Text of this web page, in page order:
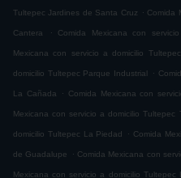
Tultepec Jardines de Santa Cruz . Comida
Cantera . Comida Mexicana con
Mexicana con servicio a domicilio
domicilio Tultepec Parque Industrial .
La Cañada . Comida Mexicana con
Mexicana con servicio a domicilio Tultepec
domicilio Tultepec La Piedad . Comida
de Guadalupe . Comida Mexicana con
Mexicana con servicio a domicilio Tultepec